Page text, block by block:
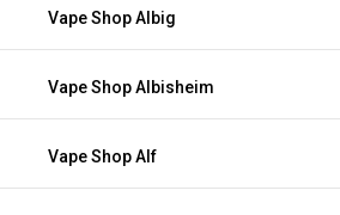
Vape Shop Albig
Vape Shop Albisheim
Vape Shop Alf